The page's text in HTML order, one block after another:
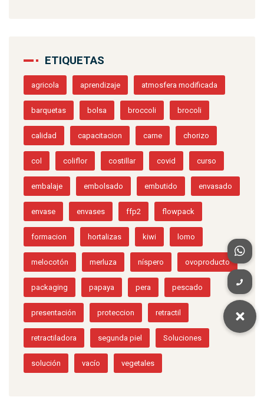
ETIQUETAS
agricola aprendizaje atmosfera modificada
barquetas bolsa broccoli brocoli
calidad capacitacion carne chorizo
col coliflor costillar covid curso
embalaje embolsado embutido envasado
envase envases ffp2 flowpack
formacion hortalizas kiwi lomo
melocotón merluza níspero ovoproducto
packaging papaya pera pescado
presentación proteccion retractil
retractiladora segunda piel Soluciones
solución vacío vegetales